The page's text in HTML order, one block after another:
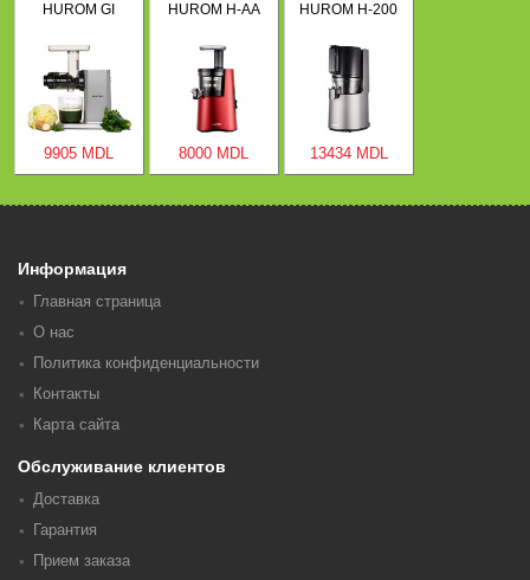
HUROM GI
9905 MDL
HUROM H-AA
8000 MDL
HUROM H-200
13434 MDL
Информация
Главная страница
О нас
Политика конфиденциальности
Контакты
Карта сайта
Обслуживание клиентов
Доставка
Гарантия
Прием заказа